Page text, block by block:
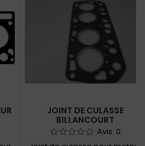
JOINT DE CULASSE
BILLANCOURT
Avis: 0